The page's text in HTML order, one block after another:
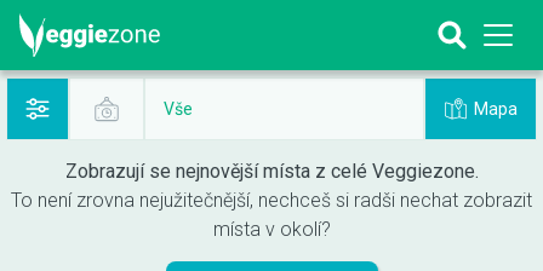
Vše Mapa
Zobrazují se nejnovější místa z celé Veggiezone.
To není zrovna nejužitečnější, nechceš si radši nechat zobrazit
místa v okolí?